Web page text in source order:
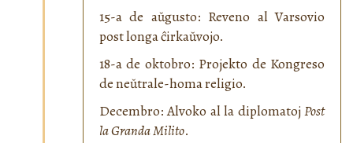
15-a de aŭgusto: Reveno al Varsovio
post longa ĉirkaŭvojo.
18-a de oktobro: Projekto de Kongreso
de neŭtrale-homa religio.
Decembro: Alvoko al la diplomatojPost
la Granda Milito.